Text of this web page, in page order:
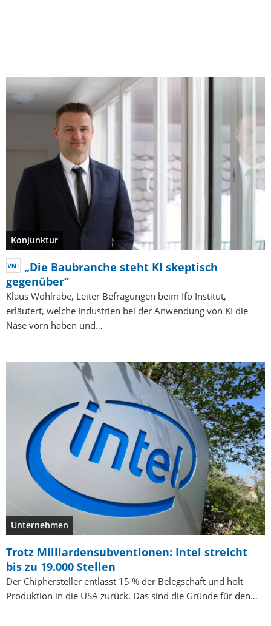
Konjunktur
„Die Baubranche steht KI skeptisch
gegenüber“
Klaus Wohlrabe, Leiter Befragungen beim Ifo Institut,
erläutert, welche Industrien bei der Anwendung von KI die
Nase vorn haben und…
Unternehmen
Trotz Milliardensubventionen: Intel streicht
bis zu 19.000 Stellen
Der Chiphersteller entlässt 15 % der Belegschaft und holt
Produktion in die USA zurück. Das sind die Gründe für den…